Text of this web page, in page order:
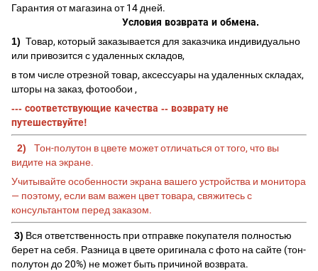
Гарантия от магазина от 14 дней.
Условия возврата и обмена.
1) Товар, который заказывается для заказчика индивидуально
или привозится с удаленных складов,
в том числе отрезной товар, аксессуары на удаленных складах,
шторы на заказ, фотообои ,
--- соответствующие качества -- возврату не
путешествуйте!
2)
Тон-полутон в цвете может отличаться от того, что вы
видите на экране.
Учитывайте особенности экрана вашего устройства и монитора
— поэтому, если вам важен цвет товара, свяжитесь с
консультантом перед заказом.
3) Вся ответственность при отправке покупателя полностью
берет на себя. Разница в цвете оригинала с фото на сайте (тон-
полутон до 20%) не может быть причиной возврата.